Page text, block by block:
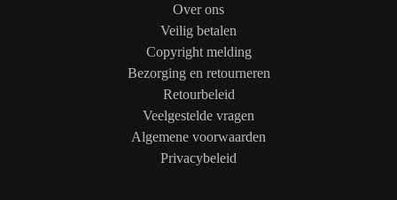
Over ons
Veilig betalen
Copyright melding
Bezorging en retourneren
Retourbeleid
Veelgestelde vragen
Algemene voorwaarden
Privacybeleid